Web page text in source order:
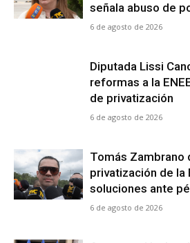
señala abuso de
6 de agosto de 2026
Diputada Lissi
reformas a la
de privatización
6 de agosto de 2026
Tomás Zambrano
privatización de la
soluciones ante
6 de agosto de 2026